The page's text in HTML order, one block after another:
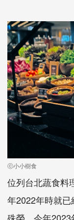
ⓒ小小樹食
位列台北蔬食料
年2022年時就